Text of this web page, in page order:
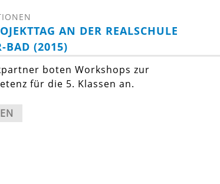
AN DER REALSCHULE
BAD (2015)
boten Workshops zur
für die 5. Klassen an.